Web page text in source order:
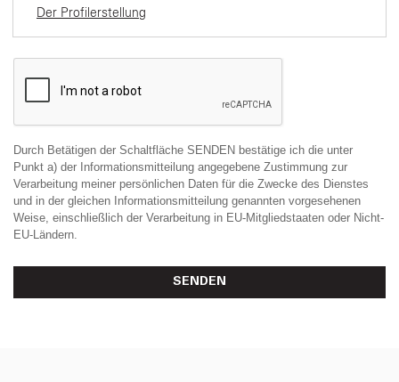
Der Profilerstellung
Durch Betätigen der Schaltfläche SENDEN bestätige ich die unter
Punkt a) der Informationsmitteilung angegebene Zustimmung zur
Verarbeitung meiner persönlichen Daten für die Zwecke des Dienstes
und in der gleichen Informationsmitteilung genannten vorgesehenen
Weise, einschließlich der Verarbeitung in EU-Mitgliedstaaten oder Nicht-
EU-Ländern.
SENDEN